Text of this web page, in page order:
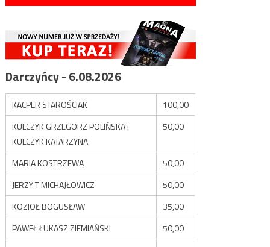
Darczyńcy - 6.08.2026
KACPER STAROŚCIAK
100,00
KULCZYK GRZEGORZ POLIŃSKA i
KULCZYK KATARZYNA
50,00
MARIA KOSTRZEWA
50,00
JERZY T MICHAJŁOWICZ
50,00
KOZIOŁ BOGUSŁAW
35,00
PAWEŁ ŁUKASZ ZIEMIAŃSKI
50,00